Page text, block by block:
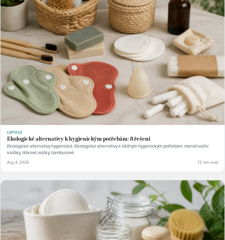
LISTICLE
Ekologické alternativy k hygienickým potřebám: 8 řešení
Ekologické alternativy hygienické: Ekologické alternativy k běžným hygienickým potřebám: menstruační
kalíšky, látkové vložky, bambusové.
Aug 4, 2026 12 min read